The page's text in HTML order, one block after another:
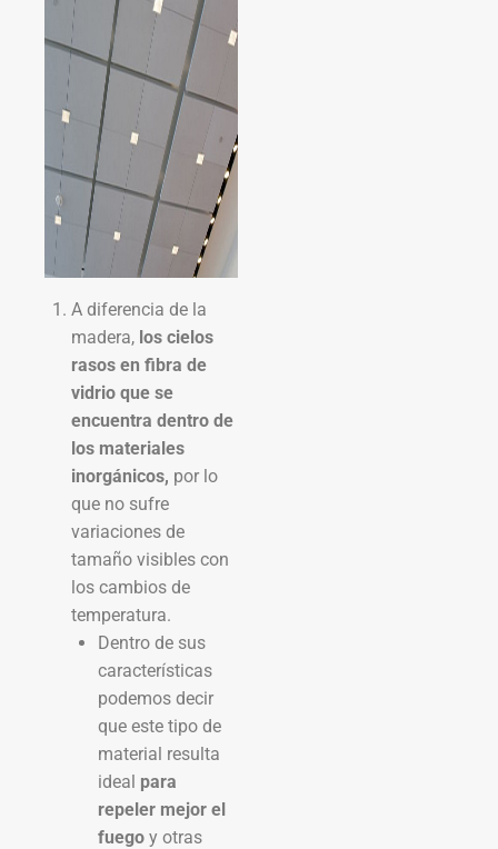
A diferencia de la
madera, los cielos
rasos en fibra de
vidrio que se
encuentra dentro de
los materiales
inorgánicos, por lo
que no sufre
variaciones de
tamaño visibles con
los cambios de
temperatura.
Dentro de sus
características
podemos decir
que este tipo de
material resulta
ideal para
repeler mejor el
fuego y otras